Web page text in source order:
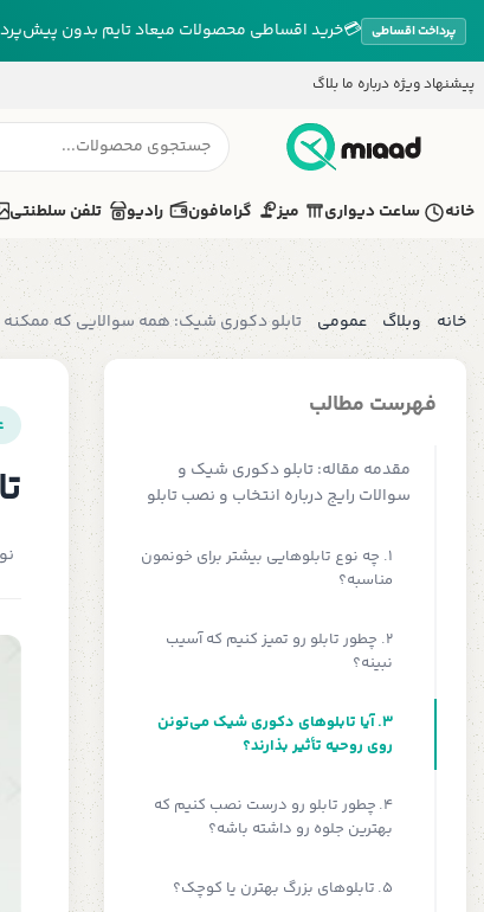
پرداخت اقساطی 💳خرید اقساطی محصولات میعاد تایم بدون
پیشنهاد ویژه درباره ما بلاگ
خانه
ساعت دیواری میز گرامافون رادیو تلفن سلطنتی
خانه وبلاگ عمومی تابلو دکوری شیک: همه سوالایی که
فهرست مطالب
مقدمه مقاله: تابلو دکوری شیک و
سوالات رایج درباره انتخاب و نصب تابلو
1. چه نوع تابلوهایی بیشتر برای خونمون
مناسبه؟
2. چطور تابلو رو تمیز کنیم که آسیب
نبینه؟
3. آیا تابلوهای دکوری شیک می‌تونن
روی روحیه تأثیر بذارند؟
4. چطور تابلو رو درست نصب کنیم که
بهترین جلوه رو داشته باشه؟
5. تابلوهای بزرگ بهترن یا کوچک؟